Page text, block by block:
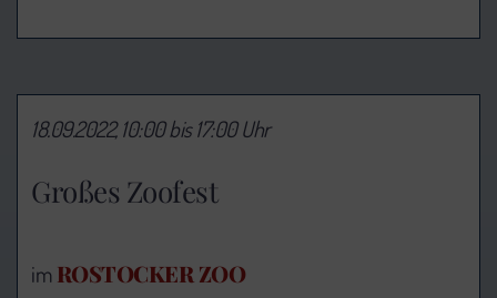
Großes Zoofest
18.09.2022, 10:00 bis 17:00 Uhr
imROSTOCKER ZOO